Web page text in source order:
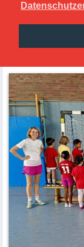
MINIS
Mini-Handball